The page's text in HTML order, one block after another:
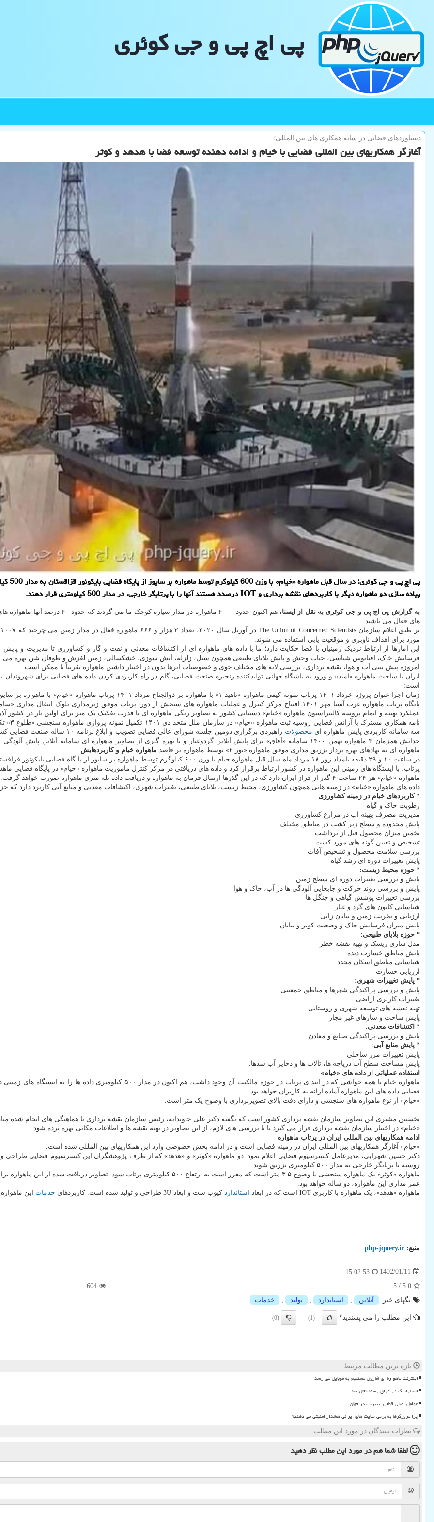
پی اچ پی و جی كوئری
دستاوردهای فضایی در سایه همكاری های بین المللی؛
آغازگر همکاریهای بین المللی فضایی با خیام و ادامه دهنده توسعه فضا با هدهد و کوثر
پی اچ
پیاده سازی دو ماهواره دیگر با کاربردهای نقشه برداری و IOT درصدد هستند آنها را با پرتابگر خارجی، در مدار 500 کیلومتری قرار دهند.
به گزارش پی اچ پی و جی کوئری به نقل از ایسنا،
های فعال می باشند.
مورد برای اهداف ناوبری و موقعیت یابی استفاده می شوند.
این آمارها از ارتباط نزدیک زمینیان با فضا حکایت دارد؛ ما با داده های ماهواره ای از اکتشافات معدنی و نفت و گاز و کشاورزی تا مدیریت
فرسایش خاک، اقیانوس شناسی، حیات وحش و پایش بلایای طبیعی همچون سیل، زلزله، آتش سوزی، خشکسالی، زمین لغزش و طوفان شن بهره می
امروزه پیش بینی آب و هوا، نقشه برداری، بررسی لایه های مختلف جوی و خصوصیات ابرها بدون در اختیار داشتن ماهواره تقریباً نا ممکن است.
ایران با ساخت ماهواره «امید» و ورود به باشگاه جهانی تولیدکننده زنجیره صنعت فضایی، گام در راه کاربردی کردن داده های فضایی برای
است:
سه سامانه کاربردی پایش ماهواره ای محصولات راهبردی برگزاری دومین جلسه شورای
ماهواره ای به نهادهای بهره بردار تزریق مداری موفق ماهواره «نور ۲» توسط ماهواره بر قاصد ماهواره خیام و کاربردهایش
پرتاب، با ایستگاه های زمینی این ماهواره در کشور ارتباط برقرار کرد و داده های دریافتی در مرکز کنترل ماموریت ماهواره «خیام» در پایگاه فضایی
ماهواره «خیام» هر ۲۴ ساعت ۴ گذر از فراز ایران دارد که در این گذرها ارسال فرمان به ماهواره و دریافت داده تله متری ماهواره صورت خواهد گرفت.
داده های ماهواره «خیام» در زمینه هایی همچون کشاورزی، محیط زیست، بلایای طبیعی، تغییرات شهری، اکتشافات معدنی و منابع آبی کاربرد دارد که
* کاربردهای خیام در زمینه کشاورزی
رطوبت خاک و گیاه
مدیریت مصرف بهینه آب در مزارع کشاورزی
پایش محدوده و سطح زیر کشت در مناطق مختلف
تخمین میزان محصول قبل از برداشت
تشخیص و تعیین گونه های مورد کشت
بررسی سلامت محصول و تشخیص آفات
پایش تغییرات دوره ای رشد گیاه
* حوزه محیط زیست:
پایش و بررسی تغییرات دوره ای سطح زمین
پایش و بررسی روند حرکت و جابجایی آلودگی ها در آب، خاک و هوا
بررسی تغییرات پوشش گیاهی و جنگل ها
شناسایی کانون های گرد و غبار
ارزیابی و تخریب زمین و بیابان زایی
پایش میزان فرسایش خاک و وضعیت کویر و بیابان
* حوزه بلایای طبیعی:
مدل سازی ریسک و تهیه نقشه خطر
پایش مناطق خسارت دیده
شناسایی مناطق اسکان مجدد
ارزیابی خسارت
* پایش تغییرات شهری:
پایش و بررسی پراکندگی شهرها و مناطق جمعیتی
تغییرات کاربری اراضی
تهیه نقشه های توسعه شهری و روستایی
پایش ساخت و سازهای غیر مجاز
* اکتشافات معدنی:
پایش و بررسی پراکندگی صنایع و معادن
* پایش منابع آبی:
پایش تغییرات مرز ساحلی
پایش مساحت سطح آب دریاچه ها، تالاب ها و ذخایر آب سدها.
استفاده عملیاتی از داده های «خیام»
ماهواره خیام با همه حواشی که در ابتدای پرتاب در حوزه مالکیت آن وجود داشت،
فضایی داده های این ماهواره آماده ارائه به کاربران خواهد بود.
«خیام» از نوع ماهواره های سنجشی و دارای دقت بالای تصویربرداری با وضوح یک متر است.
نخستین مشتری این تصاویر سازمان نقشه برداری کشور است که بگفته دکتر علی جاویدانه، رئیس سازمان نقشه برداری با هماهنگی های انجام شده میان
«خیام» در اختیار سازمان نقشه برداری قرار می گیرد تا با بررسی های لازم، از این تصاویر در تهیه نقشه ها و اطلاعات مکانی بهره برده شود.
ادامه همکاریهای بین المللی ایران در پرتاب ماهواره
«خیام» آغازگر همکاریهای بین المللی ایران در زمینه فضایی است و در ادامه بخش خصوصی وارد این همکاریهای بین المللی شده است.
روسیه با پرتابگر خارجی به مدار ۵۰۰ کیلومتری تزریق شوند.
ماهواره «کوثر» یک ماهواره سنجشی با وضوح ۳.۵ متر است که مقرر است به ارتفاع ۵۰۰ کیلومتری پرتاب شود. تصاویر دریافت شده از این ماهواره برای کاربردهای کشاورزی، نقشه برداری و حدنگاری مناسب می باشد.
عمر مداری این ماهواره، دو ساله خواهد بود.
ماهواره «هدهد»، یک ماهواره با کاربری IOT است که در ابعاد
استاندارد کیوب ست و ابعاد 3U طراحی و تولید شده است. کاربردهای خدمات این
منبع: php-jquery.ir
1402/01/11
15:02:53
5.0
/
5
604
تگهای خبر:
آنلاین استاندارد تولید خدمات
این مطلب را می پسندید؟ (1)
(0)
تازه ترین مطالب مرتبط
اینترنت ماهواره ای آمازون مستقیم به موبایل می رسد
استارلینک در عراق رسما فعال شد
عوامل اصلی قطعی اینترنت در جهان
چرا مرورگرها به برخی سایت های ایرانی هشدار امنیتی می دهند؟
نظرات بینندگان در مورد این مطلب
لطفا شما همدر مورد این مطلبنظر دهید